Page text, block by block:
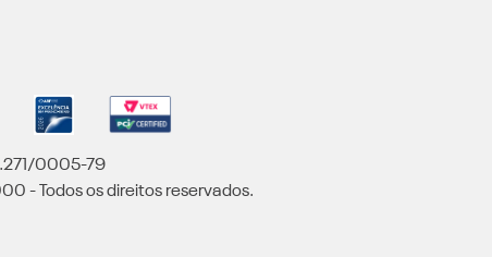
0005-79
- Todos os direitos reservados.